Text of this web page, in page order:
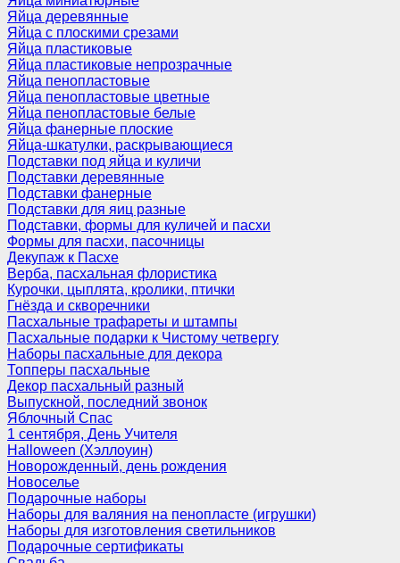
Яйца деревянные
Яйца с плоскими срезами
Яйца пластиковые
Яйца пластиковые непрозрачные
Яйца пенопластовые
Яйца пенопластовые цветные
Яйца пенопластовые белые
Яйца фанерные плоские
Яйца-шкатулки, раскрывающиеся
Подставки под яйца и куличи
Подставки деревянные
Подставки фанерные
Подставки для яиц разные
Подставки, формы для куличей и пасхи
Формы для пасхи, пасочницы
Декупаж к Пасхе
Верба, пасхальная флористика
Курочки, цыплята, кролики, птички
Гнёзда и скворечники
Пасхальные трафареты и штампы
Пасхальные подарки к Чистому четвергу
Наборы пасхальные для декора
Топперы пасхальные
Декор пасхальный разный
Выпускной, последний звонок
Яблочный Спас
1 сентября, День Учителя
Halloween (Хэллоуин)
Новорожденный, день рождения
Новоселье
Подарочные наборы
Наборы для валяния на пенопласте (игрушки)
Наборы для изготовления светильников
Подарочные сертификаты